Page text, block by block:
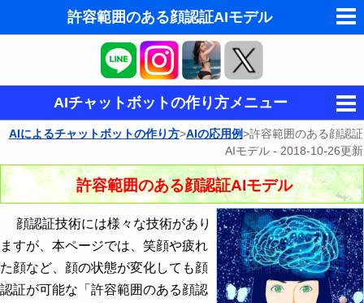
許容範囲のある顔認証AIモデル
東洋・西洋占星術
東洋・西洋占星術
夢の夢占い
Western-Eastern Astrology
AIチャットボットの作り方メニュー
チャットボット用AIの作り方概要
One-hotベクトルによる文章表現
AIチャットボット環境の作り方と故障診断
ディープラーニング用GPU環境の作り方
GPUの故障診断
AIとは - ニューラルネットワーク
誤差逆伝播法
AIの応用例
姿勢推定 - PoseEstimation
AIによるチャットボットの作り方>AIの応用例>許容範囲のある顔認証
AIモデル - 2018-10-26更新
許容範囲のある顔認証AIモデル
顔認証技術には様々な技術があり
ますが、本ページでは、笑顔や疲れ
た顔など、顔の状態が変化しても顔
認証が可能な「許容範囲のある顔認